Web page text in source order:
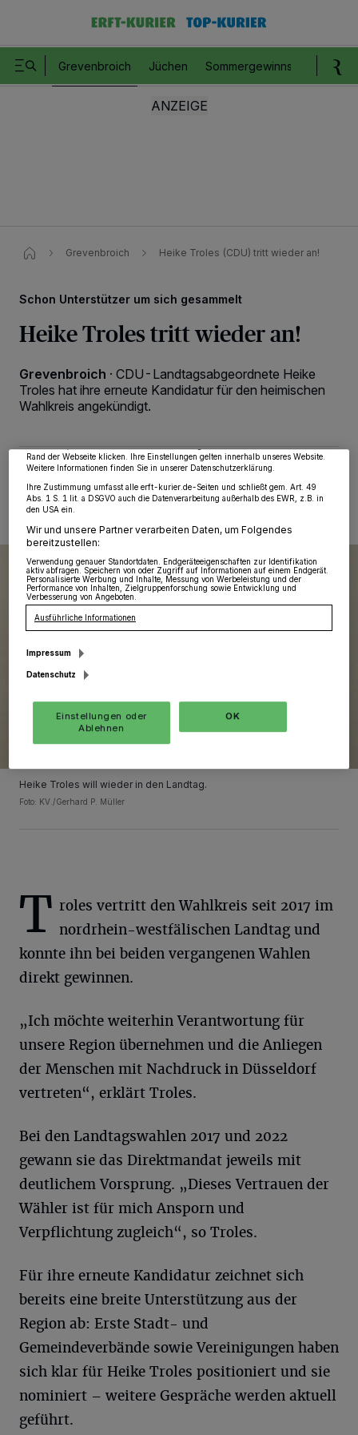
Grevenbroich Jüchen Sommergewinnspiel
Grevenbroich Heike Troles (CDU) tritt wieder an!
Schon Unterstützer um sich gesammelt
Heike Troles tritt wieder an!
Grevenbroich · CDU-Landtagsabgeordnete Heike
Troles hat ihre erneute Kandidatur für den heimischen
Wahlkreis angekündigt.
22.04.2026 , 10:08 Uhr Eine Minute Lesezeit
Heike Troles will wieder in den Landtag.
Foto: KV./Gerhard P. Müller
T roles vertritt den Wahlkreis seit 2017 im
nordrhein-westfälischen Landtag und
konnte ihn bei beiden vergangenen Wahlen
direkt gewinnen.
„Ich möchte weiterhin Verantwortung für
unsere Region übernehmen und die Anliegen
der Menschen mit Nachdruck in Düsseldorf
vertreten“, erklärt Troles.
Bei den Landtagswahlen 2017 und 2022
gewann sie das Direktmandat jeweils mit
deutlichem Vorsprung. „Dieses Vertrauen der
Wähler ist für mich Ansporn und
Verpflichtung zugleich“, so Troles.
Für ihre erneute Kandidatur zeichnet sich
bereits eine breite Unterstützung aus der
Region ab: Erste Stadt- und
Gemeindeverbände sowie Vereinigungen haben
sich klar für Heike Troles positioniert und sie
nominiert – weitere Gespräche werden aktuell
geführt.
Wir und unsere 218
-Partner speichern und greifen auf personenbezogene Daten
wie Browserdaten oder eindeutige Kennungen auf Ihrem Gerät zu. Durch Auswahl
von OK aktivieren Sie Tracking-Technologien für die unter „Wir und unsere
Partner verarbeiten Daten, um Ihnen Dienste bereitzustellen“ aufgeführten
Zwecke. Wenn Tracker deaktiviert sind, sind manche Inhalte und Anzeigen
Rand der Webseite klicken. Ihre Einstellungen gelten innerhalb unseres Website.
Weitere Informationen finden Sie in unserer Datenschutzerklärung.
Ihre Zustimmung umfasst alle erft-kurier.de-Seiten und schließt gem. Art. 49
Abs. 1 S. 1 lit. a DSGVO auch die Datenverarbeitung außerhalb des EWR, z.B. in
den USA ein.
Wir und unsere Partner verarbeiten Daten, um Folgendes
bereitzustellen:
Verwendung genauer Standortdaten. Endgeräteeigenschaften zur Identifikation
aktiv abfragen. Speichern von oder Zugriff auf Informationen auf einem Endgerät.
Personalisierte Werbung und Inhalte, Messung von Werbeleistung und der
Performance von Inhalten, Zielgruppenforschung sowie Entwicklung und
Verbesserung von Angeboten.
Ausführliche Informationen
Impressum
Datenschutz
Einstellungen oder
Ablehnen
OK